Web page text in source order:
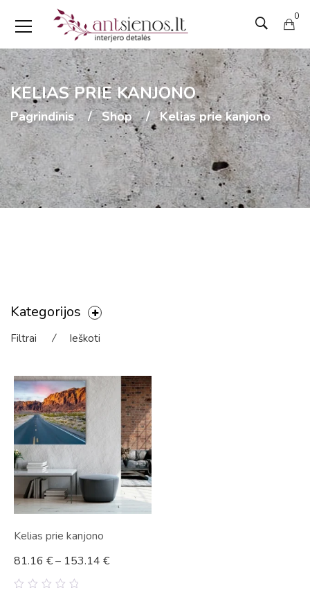
0
KELIAS PRIE KANJONO
Pagrindinis Shop Kelias prie kanjono
Kategorijos
Filtrai ⁄ Ieškoti
Kelias prie kanjono
81.16 €– 153.14 €